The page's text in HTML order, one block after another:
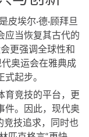
埃尔·德·顾拜旦
应当恢复其古代的
更强调全球性和
奥运会在雅典成
起步。
育竞技的平台，更
件。因此，现代奥
竞技追求，同时也